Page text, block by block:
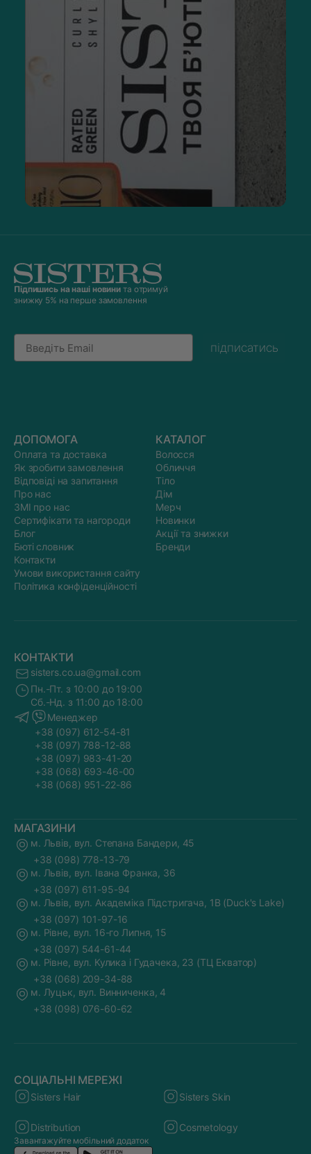
Підпишись на наші новини та отримуй
знижку 5% на перше замовлення
підписатись
ДОПОМОГА
Оплата та доставка
Як зробити замовлення
Відповіді на запитання
Про нас
ЗМІ про нас
Сертифікати та нагороди
Блог
Бюті словник
Контакти
Умови використання сайту
Політика конфіденційності
КАТАЛОГ
Волосся
Обличчя
Тіло
Дім
Мерч
Новинки
Акції та знижки
Бренди
КОНТАКТИ
sisters.co.ua@gmail.com
Пн.-Пт. з 10:00 до 19:00
Сб.-Нд. з 11:00 до 18:00
Менеджер
+38 (097) 612-54-81
+38 (097) 788-12-88
+38 (097) 983-41-20
+38 (068) 693-46-00
+38 (068) 951-22-86
МАГАЗИНИ
м. Львів, вул. Степана Бандери, 45
+38 (098) 778-13-79
м. Львів, вул. Івана Франка, 36
+38 (097) 611-95-94
м. Львів, вул. Академіка Підстригача, 1В (Duck's Lake)
+38 (097) 101-97-16
м. Рівне, вул. 16-го Липня, 15
+38 (097) 544-61-44
м. Рівне, вул. Кулика і Гудачека, 23 (ТЦ Екватор)
+38 (068) 209-34-88
м. Луцьк, вул. Винниченка, 4
+38 (098) 076-60-62
СОЦІАЛЬНІ МЕРЕЖІ
Sisters Hair Sisters Skin
Distribution Cosmetology
Завантажуйте мобільний додаток